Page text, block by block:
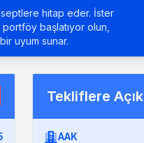
hitap eder. İster
başlatıyor olun,
uyum sunar.
Tekliflere Açık
AAK